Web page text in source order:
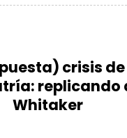
crisis
replicando
Whitaker